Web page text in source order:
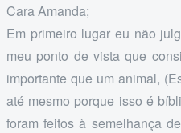
Cara Amanda;
Em primeiro lugar eu não
meu ponto de vista que
importante que um animal,
até mesmo porque isso é
foram feitos à semelhança